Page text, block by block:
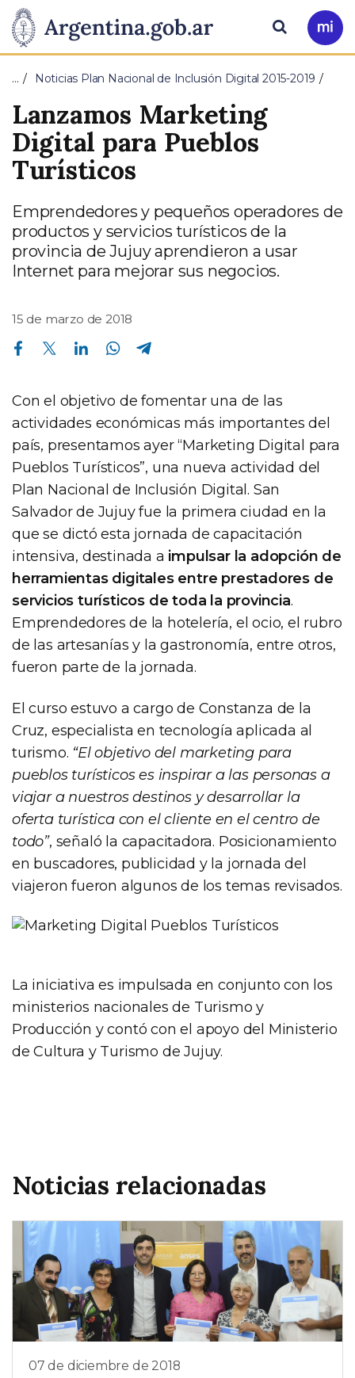
Presidencia
de
la
Nación
Pasar al contenido principal
Ir
a
Buscar
… Noticias Plan Nacional de Inclusión Digital 2015-2019
Lanzamos Marketing
Digital para Pueblos
Turísticos
Emprendedores y pequeños operadores de
productos y servicios turísticos de la
provincia de Jujuy aprendieron a usar
Internet para mejorar sus negocios.
15 de marzo de 2018
Compartir en Facebook Compartir en Twitter Compartir en Linkedin Compartir en Whatsapp
Con el objetivo de fomentar una de las
actividades económicas más importantes del
país, presentamos ayer “Marketing Digital para
Pueblos Turísticos”, una nueva actividad del
Plan Nacional de Inclusión Digital. San
Salvador de Jujuy fue la primera ciudad en la
que se dictó esta jornada de capacitación
intensiva, destinada a impulsar la adopción de
herramientas digitales entre prestadores de
servicios turísticos de toda la provincia.
Emprendedores de la hotelería, el ocio, el rubro
de las artesanías y la gastronomía, entre otros,
fueron parte de la jornada.
El curso estuvo a cargo de Constanza de la
Cruz, especialista en tecnología aplicada al
turismo. “El objetivo del marketing para
pueblos turísticos es inspirar a las personas a
viajar a nuestros destinos y desarrollar la
oferta turística con el cliente en el centro de
todo”, señaló la capacitadora. Posicionamiento
en buscadores, publicidad y la jornada del
viajeron fueron algunos de los temas revisados.
La iniciativa es impulsada en conjunto con los
ministerios nacionales de Turismo y
Producción y contó con el apoyo del Ministerio
de Cultura y Turismo de Jujuy.
Noticias relacionadas
07 de diciembre de 2018